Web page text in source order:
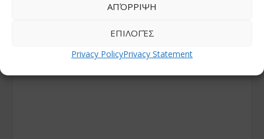
ΑΠΌΡΡΙΨΗ
ΕΠΙΛΟΓΈΣ
Privacy PolicyPrivacy Statement